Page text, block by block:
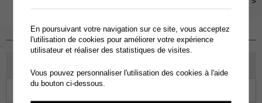
En poursuivant votre navigation sur ce site, vous acceptez
l'utilisation de cookies pour améliorer votre expérience
utilisateur et réaliser des statistiques de visites.
Vous pouvez personnaliser l'utilisation des cookies à l'aide
du bouton ci-dessous.